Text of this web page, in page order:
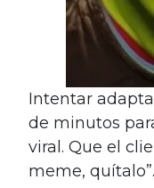
Intentar
de minutos
viral. Que el
meme,